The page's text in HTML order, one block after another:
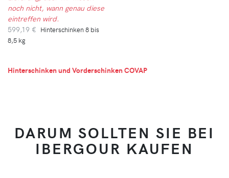
noch nicht, wann genau diese
eintreffen wird.
599,19 € Hinterschinken 8 bis
8,5 kg
Hinterschinken und Vorderschinken COVAP
DARUM SOLLTEN SIE BEI
IBERGOUR KAUFEN